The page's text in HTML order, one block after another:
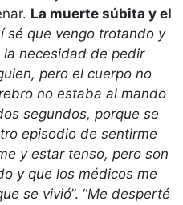
La muerte súbita y el
sé que vengo trotando y
necesidad de pedir
pero el cuerpo no
no estaba al mando
segundos, porque se
episodio de sentirme
y estar tenso, pero son
y que los médicos me
se vivió”. “Me desperté